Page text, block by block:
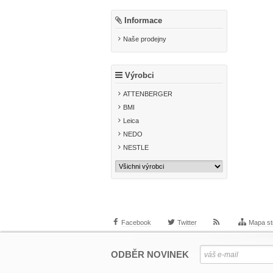
Informace
Naše prodejny
Výrobci
ATTENBERGER
BMI
Leica
NEDO
NESTLE
Facebook Twitter Mapa
ODBĚR NOVINEK